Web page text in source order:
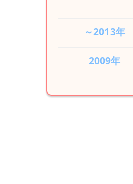
～2013年
2009年